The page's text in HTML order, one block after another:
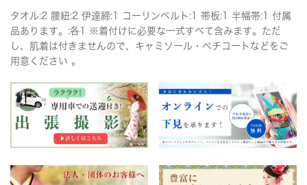
タオル:2 腰紐:2 伊達締:1 コーリンベルト:1 帯板:1 半幅帯:1 付属
品あります。:各1 ※着付けに必要な一式すべて含みます。ただ
し、肌着は付きませんので、キャミソール・ペチコートなどをご
用意ください 。